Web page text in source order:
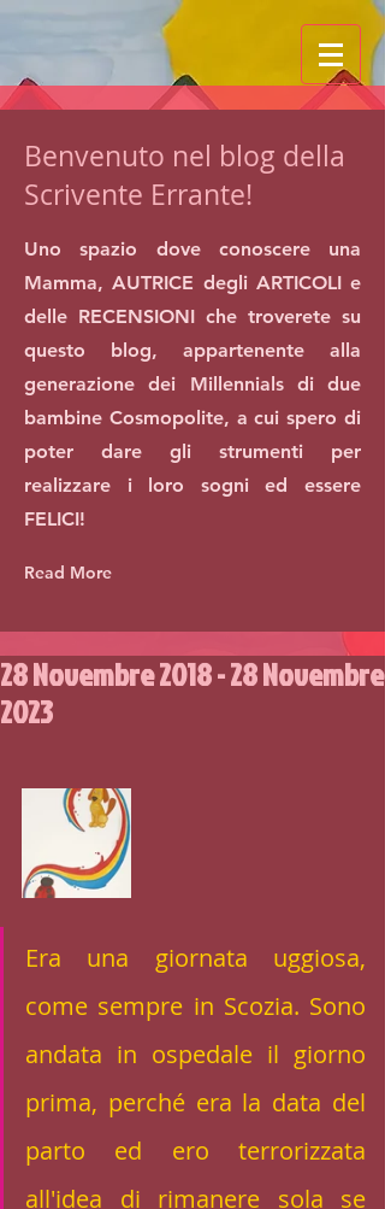
Benvenuto nel blog della
Scrivente Errante!
Uno spazio dove conoscere una
Mamma, AUTRICE degli ARTICOLI e
delle RECENSIONI che troverete su
questo blog, appartenente alla
generazione dei Millennials di due
bambine Cosmopolite, a cui spero di
poter dare gli strumenti per
realizzare i loro sogni ed essere
FELICI!
Read More
28 Novembre 2018 - 28 Novembre
2023
Era una giornata uggiosa,
come sempre in Scozia. Sono
andata in ospedale il giorno
prima, perché era la data del
parto ed ero terrorizzata
all'idea di rimanere sola se